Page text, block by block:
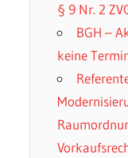
§ 9 Nr. 2
BGH –
keine